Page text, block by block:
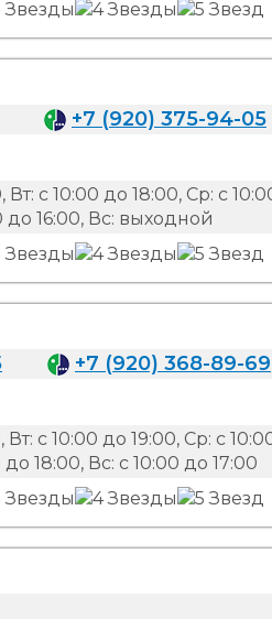
+7 (920) 375-94-05
Вт: с 10:00 до 18:00, Ср: с
до 16:00, Вс: выходной
+7 (920) 368-89-69
с 10:00 до 19:00, Ср: с
до 18:00, Вс: с 10:00 до 17:00